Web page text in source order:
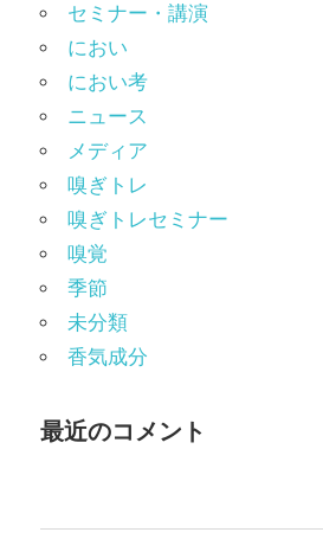
セミナー・講演
におい
におい考
ニュース
メディア
嗅ぎトレ
嗅ぎトレセミナー
嗅覚
季節
未分類
香気成分
最近のコメント